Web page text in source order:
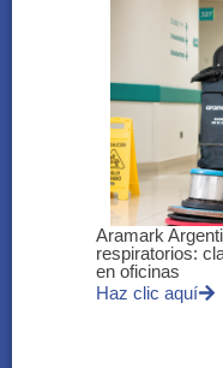
Aramark
respiratorios:
en oficinas
Haz clic aquí